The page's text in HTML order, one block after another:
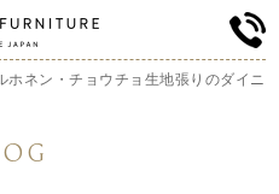
ホネン・チョウチョ生地張りのダイニ